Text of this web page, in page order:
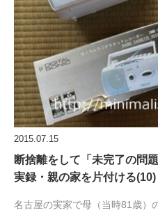
2015.07.15
断捨離をして「未完了の問
実録・親の家を片付ける(10)
名古屋の実家で母（当時81歳）